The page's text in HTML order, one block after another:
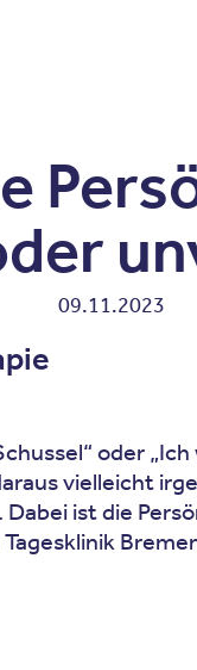
09.11.2023
oder
vielleicht
ist die